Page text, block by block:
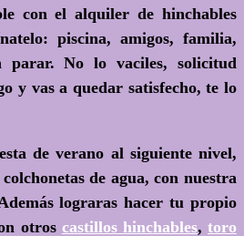
con elalquiler de hinchables
piscina, amigos, familia,
No lo vaciles, solicitud
y vas a quedar satisfecho, te lo
de verano al siguiente nivel,
de agua, con nuestra
lograras hacer tu propio
otros castillos hinchables,toro